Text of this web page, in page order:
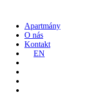
obsah
Apartmány
O nás
Kontakt
EN